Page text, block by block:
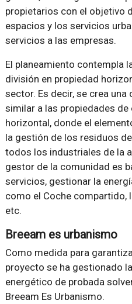
propietarios con el objetivo
espacios y los servicios
servicios a las empresas.
El planeamiento contempla
división en propiedad
sector. Es decir, se crea
similar a las propiedades
horizontal, donde el
la gestión de los residuos
todos los industriales de la
gestor de la comunidad es
servicios, gestionar la
como el Coche compartido,
etc.
Breeam es urbanismo
Como medida para
proyecto se ha gestionado
energético de probada
Breeam Es Urbanismo.